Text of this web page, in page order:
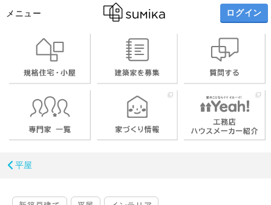
メニュー ログイン
平屋